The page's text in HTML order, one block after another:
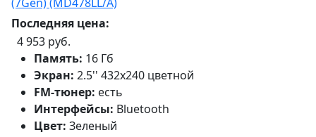
Последняя цена:
4 953 руб.
Память: 16 Гб
Экран: 2.5'' 432x240 цветной
FM-тюнер: есть
Интерфейсы: Bluetooth
Цвет: Зеленый